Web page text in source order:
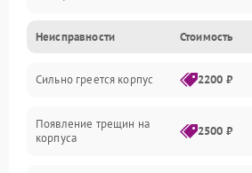
Неисправность датчиков
Неисправность программного
Проблемы с сигналом
Неисправности Стоимость
Сильно греется корпус 2200 ₽
Появление трещин на
корпуса
2500 ₽